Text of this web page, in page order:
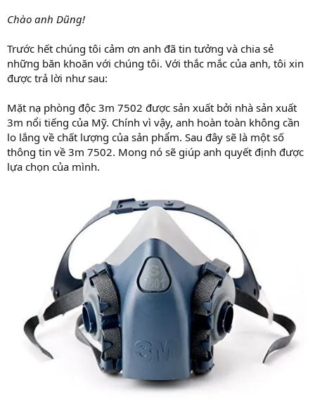
Chào anh Dũng!
Trước hết chúng tôi cảm ơn anh đã tin tưởng và chia sẻ
những băn khoăn với chúng tôi. Với thắc mắc của anh, tôi xin
được trả lời như sau:
Mặt nạ phòng độc 3m 7502 được sản xuất bởi nhà sản xuất
3m nổi tiếng của Mỹ. Chính vì vậy, anh hoàn toàn không cần
lo lắng về chất lượng của sản phẩm. Sau đây sẽ là một số
thông tin về 3m 7502. Mong nó sẽ giúp anh quyết định được
lựa chọn của mình.